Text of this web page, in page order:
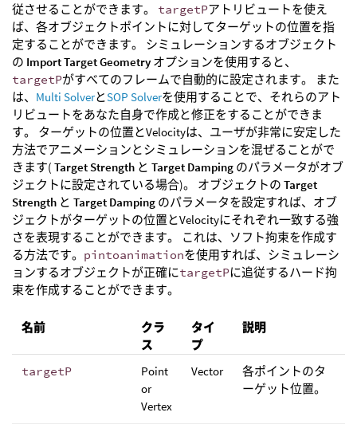
従させることができます。 targetPアトリビュートを使え
ば、各オブジェクトポイントに対してターゲットの位置を指
定することができます。 シミュレーションするオブジェクト
の Import Target Geometry オプションを使用すると、
targetPがすべてのフレームで自動的に設定されます。 また
は、 Multi SolverとSOP Solverを使用することで、それらのアト
リビュートをあなた自身で作成と修正をすることができま
す。 ターゲットの位置とVelocityは、ユーザが非常に安定した
方法でアニメーションとシミュレーションを混ぜることがで
きます( Target Strength と Target Damping のパラメータがオブ
ジェクトに設定されている場合)。 オブジェクトの Target
Strength と Target Damping のパラメータを設定すれば、オブ
ジェクトがターゲットの位置とVelocityにそれぞれ一致する強
さを表現することができます。 これは、ソフト拘束を作成す
る方法です。 pintoanimationを使用すれば、シミュレーシ
ョンするオブジェクトが正確にtargetPに追従するハード拘
束を作成することができます。
名前
クラ
ス
タイ
プ
説明
targetP
Point
or
Vertex
Vector
各ポイントのタ
ーゲット位置。